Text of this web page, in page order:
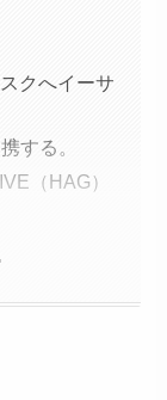
クへイーサ
する。
（HAG）